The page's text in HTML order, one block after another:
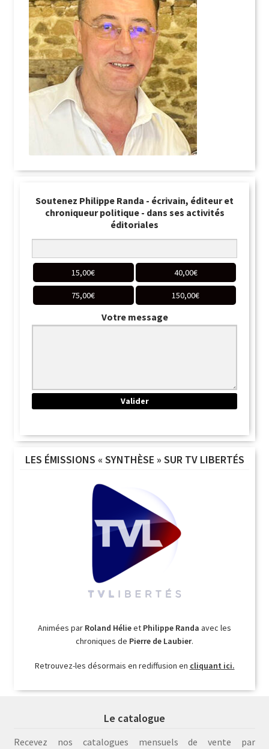
Soutenez Philippe Randa - écrivain, éditeur et
chroniqueur politique - dans ses activités
éditoriales
15,00€ 40,00€
75,00€ 150,00€
Votre message
LES ÉMISSIONS « SYNTHÈSE » SUR TV LIBERTÉS
Animées par Roland Hélieet Philippe Randa avec les
chroniques de Pierre de Laubier.
Retrouvez-les désormais en rediffusion en cliquant ici.
Le catalogue
Recevez nos catalogues mensuels de vente par